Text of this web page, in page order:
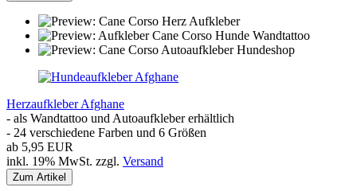
Herzaufkleber Afghane
- als Wandtattoo und Autoaufkleber erhältlich
- 24 verschiedene Farben und 6 Größen
ab 5,95 EUR
inkl. 19% MwSt. zzgl. Versand
Zum Artikel